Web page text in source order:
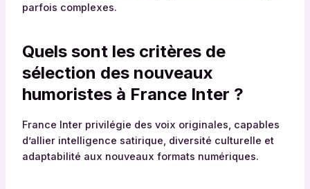
parfois complexes.
Quels sont les critères de
sélection des nouveaux
humoristes à France Inter ?
France Inter privilégie des voix originales, capables
d’allier intelligence satirique, diversité culturelle et
adaptabilité aux nouveaux formats numériques.